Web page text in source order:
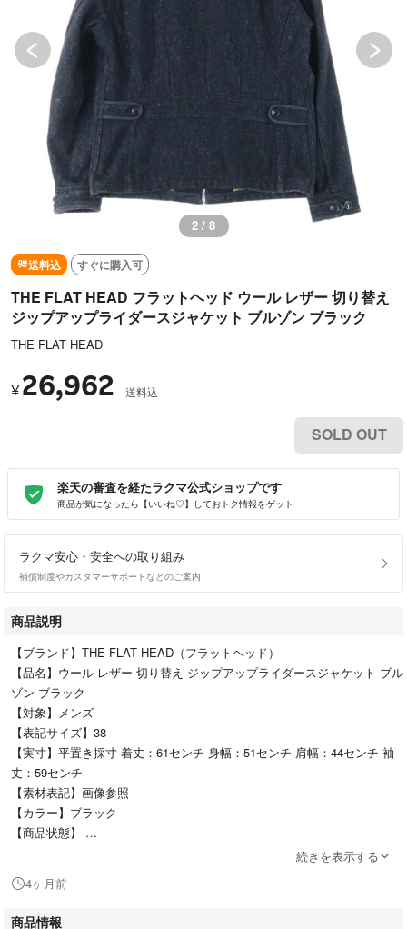
3 / 8
送料込 すぐに購入可
THE FLAT HEAD フラットヘッド ウール レザー 切り替え
ジップアップライダースジャケット ブルゾン ブラック
THE FLAT HEAD
¥ 26,962 送料込
SOLD OUT
楽天の審査を経たラクマ公式ショップです
商品が気になったら【いいね♡】しておトク情報をゲット
ラクマ安心・安全への取り組み
補償制度やカスタマーサポートなどのご案内
商品説明
【ブランド】THE FLAT HEAD（フラットヘッド）
【品名】ウール レザー 切り替え ジップアップライダースジャケット ブル
ゾン ブラック
【対象】メンズ
【表記サイズ】38
【実寸】平置き採寸 着丈：61センチ 身幅：51センチ 肩幅：44センチ 袖
丈：59センチ
【素材表記】画像参照
【カラー】ブラック
【商品状態】
【ランク】A
【付属品】写真に写っているものがすべてです。
続きを表示する
4ヶ月前
商品情報